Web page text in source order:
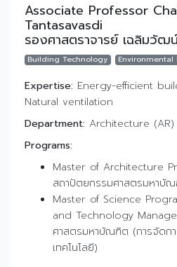
Associate Professor
Tantasavasdi
รองศาสตราจารย์ เฉลิมวั
Building Technology Environmental
Expertise: Energy-efficient
Natural ventilation
Department: Architecture
Programs:
Master of Architecture
สถาปัตยกรรมศาสตรมหาบั
Master of Science
and Technology
ศาสตรมหาบัณฑิต (การจัดก
เทคโนโลยี)